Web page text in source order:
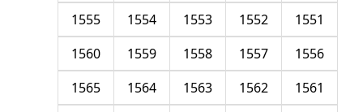
1551
1552
1553
1554
1555
1556
1557
1558
1559
1560
1561
1562
1563
1564
1565